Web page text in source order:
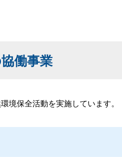
働事業
境保全活動を実施しています。